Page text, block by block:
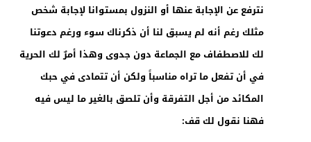
نترفع عن الإجابة عنها أو النزول بمستوانا لإجابة شخص
مثلك رغم أنه لم يسبق لنا أن ذكرناك سوء ورغم دعوتنا
لك للاصطفاف مع الجماعة دون جدوى وهذا أمرٌ لك الحرية
في أن تفعل ما تراه مناسباً ولكن أن تتمادى في حبك
المكائد من أجل التفرقة وأن تلصق بالغير ما ليس فيه
فهنا نقول لك قف: